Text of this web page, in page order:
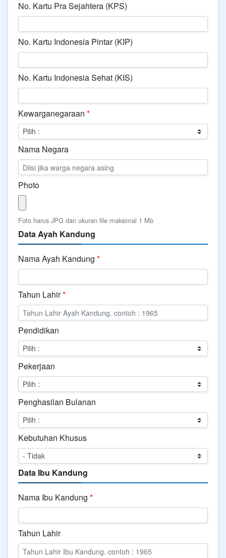
No. Kartu Pra Sejahtera (KPS)
No. Kartu Indonesia Pintar (KIP)
No. Kartu Indonesia Sehat (KIS)
Kewarganegaraan *
Nama Negara
Photo
Foto harus JPG dan ukuran file maksimal 1 Mb
Data Ayah Kandung
Nama Ayah Kandung *
Tahun Lahir*
Pendidikan
Pekerjaan
Penghasilan Bulanan
Kebutuhan Khusus
Data Ibu Kandung
Nama Ibu Kandung *
Tahun Lahir